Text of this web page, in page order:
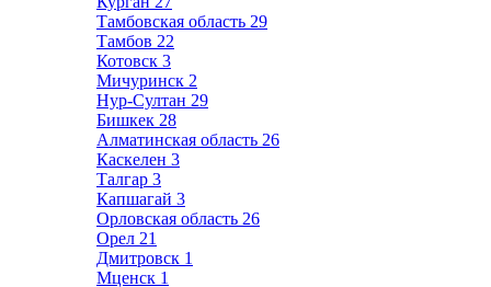
Тамбовская область 29
Тамбов 22
Котовск 3
Мичуринск 2
Нур-Султан 29
Бишкек 28
Алматинская область 26
Каскелен 3
Талгар 3
Капшагай 3
Орловская область 26
Орел 21
Дмитровск 1
Мценск 1